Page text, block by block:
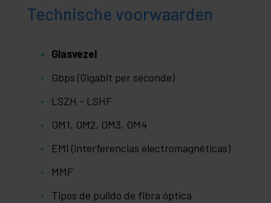
Technische voorwaarden
Glasvezel
Gbps (Gigabit per seconde)
LSZH - LSHF
OM1, OM2, OM3, OM4
EMI (interferencias electromagnéticas)
MMF
Tipos de pulido de fibra óptica